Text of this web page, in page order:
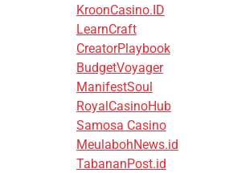
KroonCasino.ID
LearnCraft
CreatorPlaybook
BudgetVoyager
ManifestSoul
RoyalCasinoHub
Samosa Casino
MeulabohNews.id
TabananPost.id